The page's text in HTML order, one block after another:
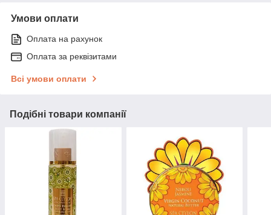
Умови оплати
Оплата на рахунок
Оплата за реквізитами
Всі умови оплати
Подібні товари компанії